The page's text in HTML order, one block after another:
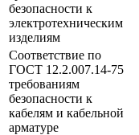
безопасности к
электротехническим
изделиям
Соответствие по
ГОСТ 12.2.007.14-75
требованиям
безопасности к
кабелям и кабельной
арматуре